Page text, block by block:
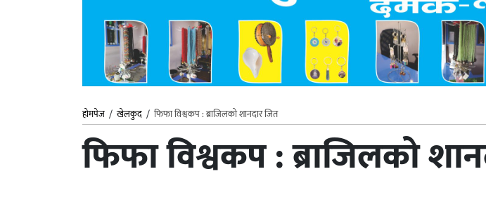
होमपेज /खेलकुद / फिफा विश्वकप : ब्राजिलको शानदार जित
फिफा विश्वकप : ब्राजिलको